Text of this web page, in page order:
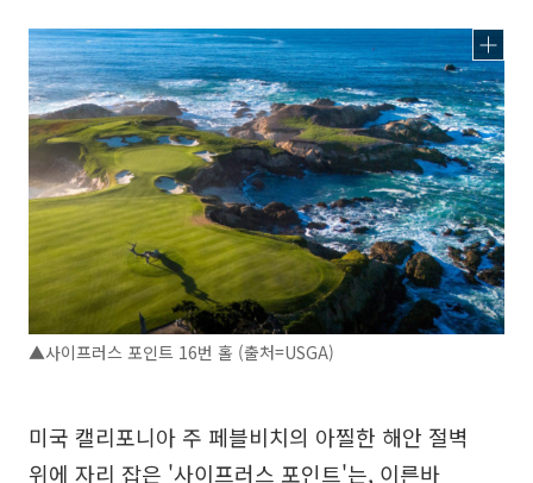
▲사이프러스 포인트 16번 홀 (출처=USGA)
미국 캘리포니아 주 페블비치의 아찔한 해안 절벽
위에 자리 잡은 '사이프러스 포인트'는, 이른바